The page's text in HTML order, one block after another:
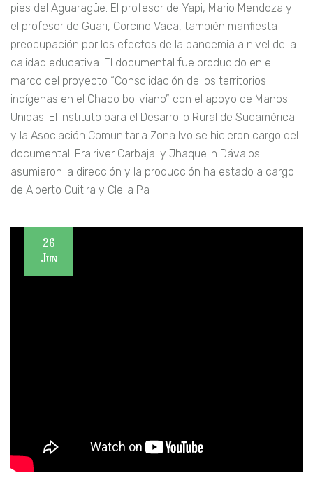
pies del Aguaragüe. El profesor de Yapi, Mario Mendoza y
el profesor de Guari, Corcino Vaca, también manfiesta
preocupación por los efectos de la pandemia a nivel de la
calidad educativa. El documental fue producido en el
marco del proyecto “Consolidación de los territorios
indígenas en el Chaco boliviano” con el apoyo de Manos
Unidas. El Instituto para el Desarrollo Rural de Sudamérica
y la Asociación Comunitaria Zona Ivo se hicieron cargo del
documental. Frairiver Carbajal y Jhaquelin Dávalos
asumieron la dirección y la producción ha estado a cargo
de Alberto Cuitira y Clelia Pa
26
Jun